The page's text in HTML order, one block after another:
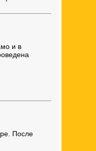
и в
После